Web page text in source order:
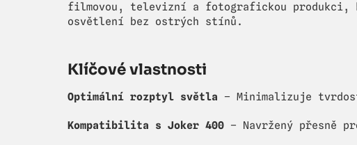
filmovou, televizní a fotografickou produkci,
osvětlení bez ostrých stínů.
Klíčové vlastnosti
Optimální rozptyl světla – Minimalizuje
Kompatibilita s Joker 400 – Navržený přesně